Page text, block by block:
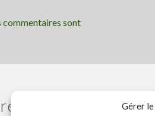
Gérer
commentaires sont